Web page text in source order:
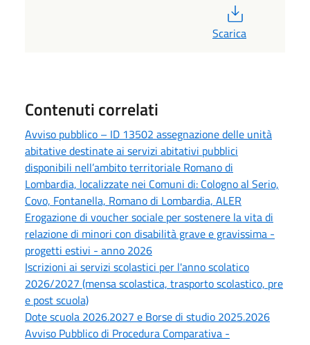
Scarica
Contenuti correlati
Avviso pubblico – ID 13502 assegnazione delle unità
abitative destinate ai servizi abitativi pubblici
disponibili nell’ambito territoriale Romano di
Lombardia, localizzate nei Comuni di: Cologno al Serio,
Covo, Fontanella, Romano di Lombardia, ALER
Erogazione di voucher sociale per sostenere la vita di
relazione di minori con disabilità grave e gravissima -
progetti estivi - anno 2026
Iscrizioni ai servizi scolastici per l'anno scolatico
2026/2027 (mensa scolastica, trasporto scolastico, pre
e post scuola)
Dote scuola 2026.2027 e Borse di studio 2025.2026
Avviso Pubblico di Procedura Comparativa -